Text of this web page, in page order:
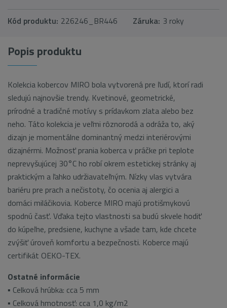
Kód produktu: 226246_BR446 Záruka: 3 roky
Popis produktu
Kolekcia kobercov MIRO bola vytvorená pre ľudí, ktorí radi
sledujú najnovšie trendy. Kvetinové, geometrické,
prírodné a tradičné motívy s prídavkom zlata alebo bez
neho. Táto kolekcia je veľmi rôznorodá a odráža to, aký
dizajn je momentálne dominantný medzi interiérovými
dizajnérmi. Možnosť prania koberca v práčke pri teplote
neprevyšujúcej 30°C ho robí okrem estetickej stránky aj
praktickým a ľahko udržiavateľným. Nízky vlas vytvára
bariéru pre prach a nečistoty, čo ocenia aj alergici a
domáci miláčikovia. Koberce MIRO majú protišmykovú
spodnú časť. Vďaka tejto vlastnosti sa budú skvele hodiť
do kúpeľne, predsiene, kuchyne a všade tam, kde chcete
zvýšiť úroveň komfortu a bezpečnosti. Koberce majú
certifikát OEKO-TEX.
Ostatné informácie
▪ Celková hrúbka: cca 5 mm
▪ Celková hmotnosť: cca 1,0 kg/m2